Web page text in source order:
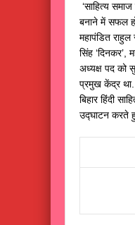
‘साहित्य
बनाने में सफल
महापंडित राहुल
सिंह ‘दिनकर’,
अध्यक्ष पद को
प्रमुख केंद्र था.
बिहार हिंदी
उद्घाटन करते